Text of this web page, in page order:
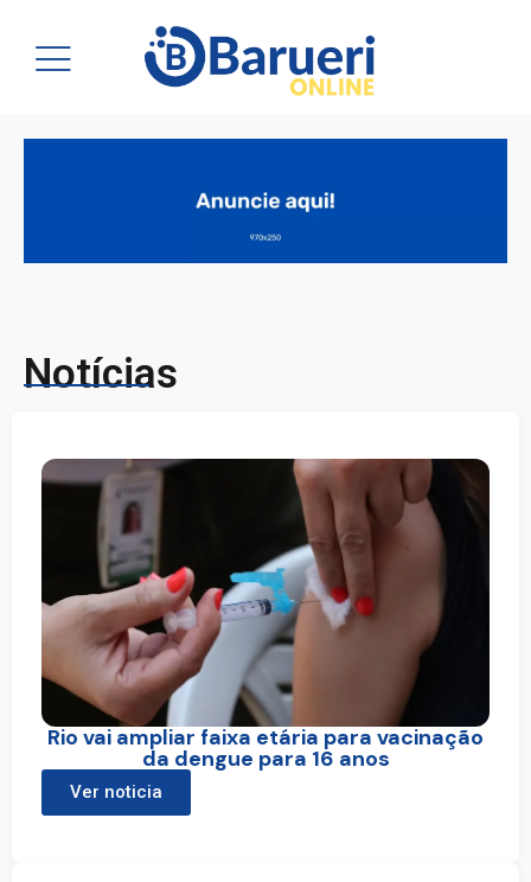
Notícias
Rio vai ampliar faixa etária para vacinação
da dengue para 16 anos
Ver noticia